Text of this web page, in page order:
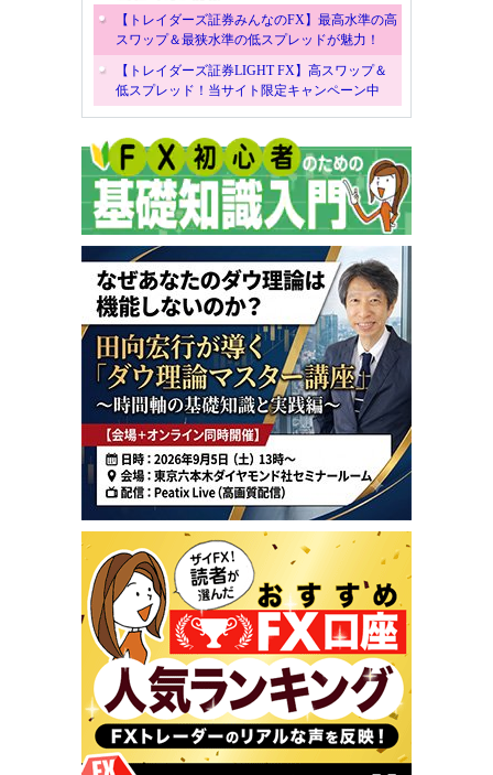
【トレイダーズ証券みんなのFX】最高水準の高
スワップ＆最狭水準の低スプレッドが魅力！
【トレイダーズ証券LIGHT FX】高スワップ＆
低スプレッド！当サイト限定キャンペーン中